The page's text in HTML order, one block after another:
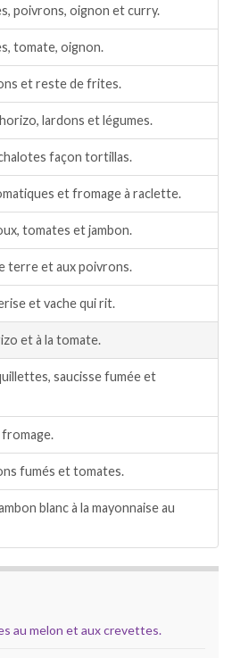
poivrons, oignon et curry.
tomate, oignon.
et reste de frites.
lardons et légumes.
façon tortillas.
et fromage à raclette.
tomates et jambon.
terre et aux poivrons.
et vache qui rit.
et à la tomate.
saucisse fumée et
fumés et tomates.
blanc à la mayonnaise au
au melon et aux crevettes.